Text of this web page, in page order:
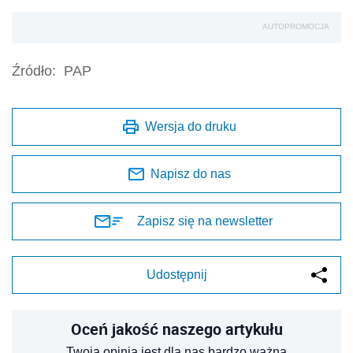
AUTOPROMOCJA
Źródło: PAP
Wersja do druku
Napisz do nas
Zapisz się na newsletter
Udostępnij
Oceń jakość naszego artykułu